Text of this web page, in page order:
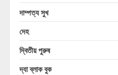
দাম্পত্য সুখ
দেহ
দ্বিতীয় পুরুষ
দ্যা ব্লাক বুক